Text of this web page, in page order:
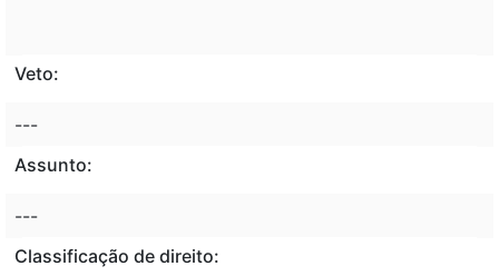
Veto:
---
Assunto:
---
Classificação de direito: